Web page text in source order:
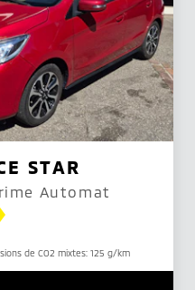
STAR
Automat
de CO2 mixtes: 125 g/km